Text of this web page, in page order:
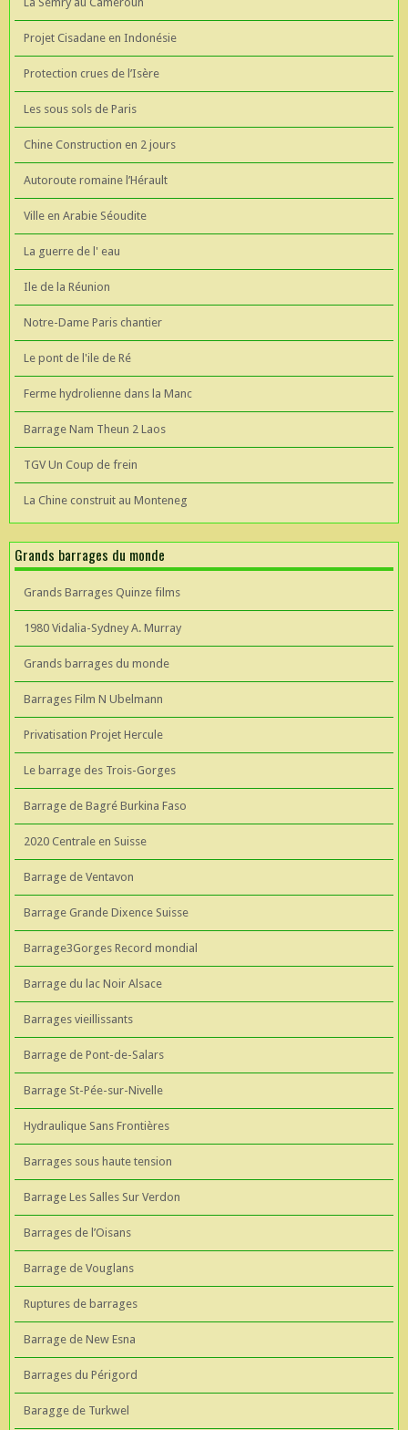
Projet Cisadane en Indonésie
Protection crues de l’Isère
Les sous sols de Paris
Chine Construction en 2 jours
Autoroute romaine l’Hérault
Ville en Arabie Séoudite
La guerre de l' eau
Ile de la Réunion
Notre-Dame Paris chantier
Le pont de l'ile de Ré
Ferme hydrolienne dans la Manc
Barrage Nam Theun 2 Laos
TGV Un Coup de frein
La Chine construit au Monteneg
Grands barrages du monde
Grands Barrages Quinze films
1980 Vidalia-Sydney A. Murray
Grands barrages du monde
Barrages Film N Ubelmann
Privatisation Projet Hercule
Le barrage des Trois-Gorges
Barrage de Bagré Burkina Faso
2020 Centrale en Suisse
Barrage de Ventavon
Barrage Grande Dixence Suisse
Barrage3Gorges Record mondial
Barrage du lac Noir Alsace
Barrages vieillissants
Barrage de Pont-de-Salars
Barrage St-Pée-sur-Nivelle
Hydraulique Sans Frontières
Barrages sous haute tension
Barrage Les Salles Sur Verdon
Barrages de l’Oisans
Barrage de Vouglans
Ruptures de barrages
Barrage de New Esna
Barrages du Périgord
Baragge de Turkwel